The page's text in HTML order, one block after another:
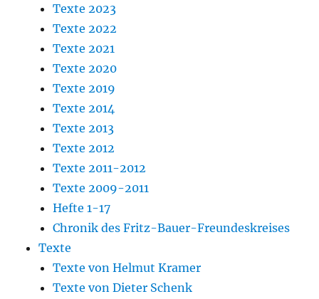
Texte 2023
Texte 2022
Texte 2021
Texte 2020
Texte 2019
Texte 2014
Texte 2013
Texte 2012
Texte 2011-2012
Texte 2009-2011
Hefte 1-17
Chronik des Fritz-Bauer-Freundeskreises
Texte
Texte von Helmut Kramer
Texte von Dieter Schenk